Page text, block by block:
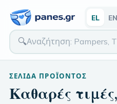
🔍
EL EN
ΣΕΛΊΔΑ ΠΡΟΪΌΝΤΟΣ
Καθαρές